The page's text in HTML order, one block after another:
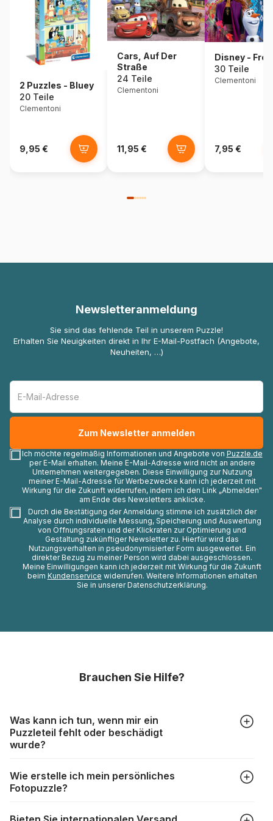
2 Puzzles - Bluey
20 Teile
Clementoni
9,95 €
Cars, Auf Der
Straße
24 Teile
Clementoni
11,95 €
Disney -
30 Teile
Clementoni
7,95 €
Newsletteranmeldung
Sie sind das fehlende Teil in unserem Puzzle!
Erhalten Sie Neuigkeiten direkt in Ihr E-Mail-Postfach (Angebote,
Neuheiten, …)
Ich möchte regelmäßig Informationen und Angebote von Puzzle.de
per E-Mail erhalten. Meine E-Mail-Adresse wird nicht an andere
Unternehmen weitergegeben. Diese Einwilligung zur Nutzung
meiner E-Mail-Adresse für Werbezwecke kann ich jederzeit mit
Wirkung für die Zukunft widerrufen, indem ich den Link „Abmelden"
am Ende des Newsletters anklicke.
Durch die Bestätigung der Anmeldung stimme ich zusätzlich der
Analyse durch individuelle Messung, Speicherung und Auswertung
von Öffnungsraten und der Klickraten zur Optimierung und
Gestaltung zukünftiger Newsletter zu. Hierfür wird das
Nutzungsverhalten in pseudonymisierter Form ausgewertet. Ein
direkter Bezug zu meiner Person wird dabei ausgeschlossen.
Meine Einwilligungen kann ich jederzeit mit Wirkung für die Zukunft
beim Kundenservice widerrufen. Weitere Informationen erhalten
Sie in unserer Datenschutzerklärung.
Brauchen Sie Hilfe?
Was kann ich tun, wenn mir ein
Puzzleteil fehlt oder beschädigt
wurde?
aber trotzdem kann es vorkommen, dass Teile beschädigt
werden oder verloren gehen. Mit solchen Fällen gehen
https://www.puzzle.de/puzzleteile-fehlen.html
Wie erstelle ich mein persönliches
Fotopuzzle?